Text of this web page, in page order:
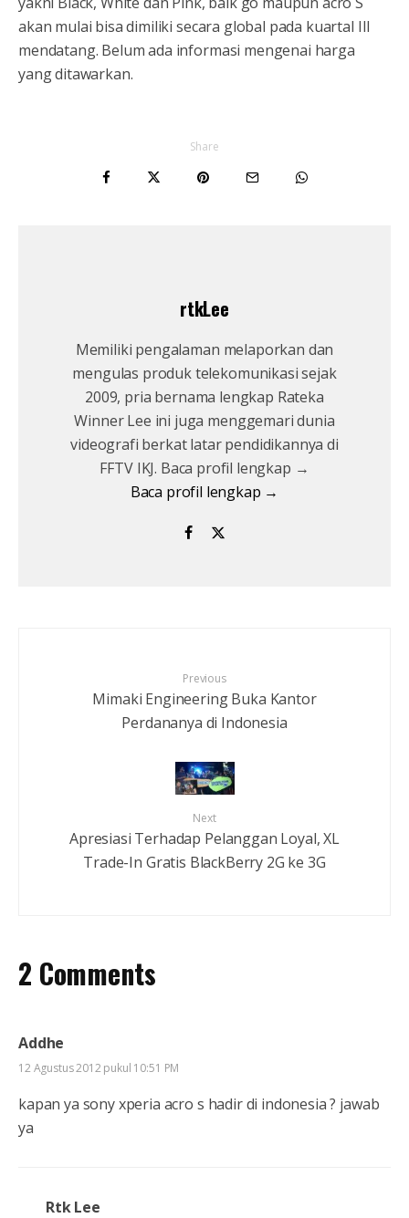
akan mulai bisa dimiliki secara global pada kuartal III
mendatang. Belum ada informasi mengenai harga
yang ditawarkan.
Share
rtkLee
Memiliki pengalaman melaporkan dan
mengulas produk telekomunikasi sejak
2009, pria bernama lengkap Rateka
Winner Lee ini juga menggemari dunia
videografi berkat latar pendidikannya di
FFTV IKJ. Baca profil lengkap →
Baca profil lengkap →
Previous
Mimaki Engineering Buka Kantor
Perdananya di Indonesia
Next
Apresiasi Terhadap Pelanggan Loyal, XL
Trade-In Gratis BlackBerry 2G ke 3G
2 Comments
Addhe
12 Agustus 2012 pukul 10:51 PM
kapan ya sony xperia acro s hadir di indonesia ? jawab
ya
Rtk Lee